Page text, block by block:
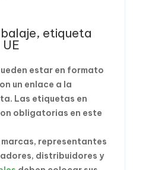
etiqueta
estar en formato
un enlace a la
Las etiquetas en
obligatorias en este
representantes
distribuidores y